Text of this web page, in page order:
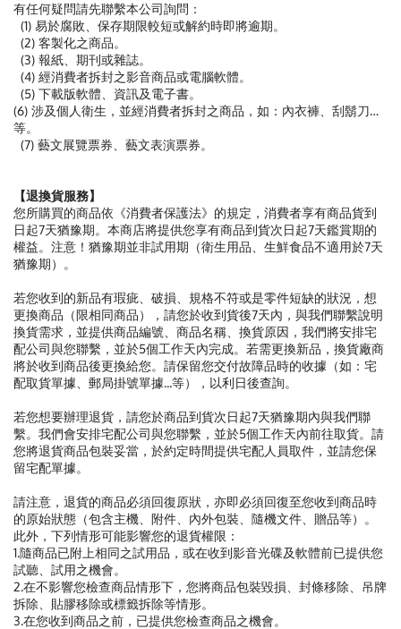
有任何疑問請先聯繫本公司詢問：
(1) 易於腐敗、保存期限較短或解約時即將逾期。
(2) 客製化之商品。
(3) 報紙、期刊或雜誌。
(4) 經消費者拆封之影音商品或電腦軟體。
(5) 下載版軟體、資訊及電子書。
(6) 涉及個人衛生，並經消費者拆封之商品，如：內衣褲、刮鬍刀…
等。
(7) 藝文展覽票券、藝文表演票券。
【退換貨服務】
您所購買的商品依《消費者保護法》的規定，消費者享有商品貨到
日起7天猶豫期。本商店將提供您享有商品到貨次日起7天鑑賞期的
權益。注意！猶豫期並非試用期（衛生用品、生鮮食品不適用於7天
猶豫期）。
若您收到的新品有瑕疵、破損、規格不符或是零件短缺的狀況，想
更換商品（限相同商品），請您於收到貨後7天內，與我們聯繫說明
換貨需求，並提供商品編號、商品名稱、換貨原因，我們將安排宅
配公司與您聯繫，並於5個工作天內完成。若需更換新品，換貨廠商
將於收到商品後更換給您。請保留您交付故障品時的收據（如：宅
配取貨單據、郵局掛號單據...等），以利日後查詢。
若您想要辦理退貨，請您於商品到貨次日起7天猶豫期內與我們聯
繫。我們會安排宅配公司與您聯繫，並於5個工作天內前往取貨。請
您將退貨商品包裝妥當，於約定時間提供宅配人員取件，並請您保
留宅配單據。
請注意，退貨的商品必須回復原狀，亦即必須回復至您收到商品時
的原始狀態（包含主機、附件、內外包裝、隨機文件、贈品等）。
此外，下列情形可能影響您的退貨權限：
1.隨商品已附上相同之試用品，或在收到影音光碟及軟體前已提供您
試聽、試用之機會。
2.在不影響您檢查商品情形下，您將商品包裝毀損、封條移除、吊牌
拆除、貼膠移除或標籤拆除等情形。
3.在您收到商品之前，已提供您檢查商品之機會。